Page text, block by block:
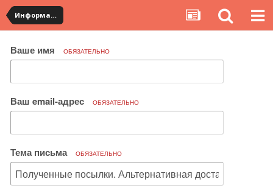
Информация по полученным посылкам
Ваше имя ОБЯЗАТЕЛЬНО
Ваш email-адрес ОБЯЗАТЕЛЬНО
Тема письма ОБЯЗАТЕЛЬНО